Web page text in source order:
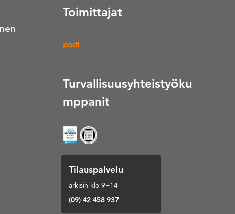
Toimittajat
Turvallisuusyhteistyöku
mppanit
Tilauspalvelu
arkisin klo 9−14
(09) 42 458 937